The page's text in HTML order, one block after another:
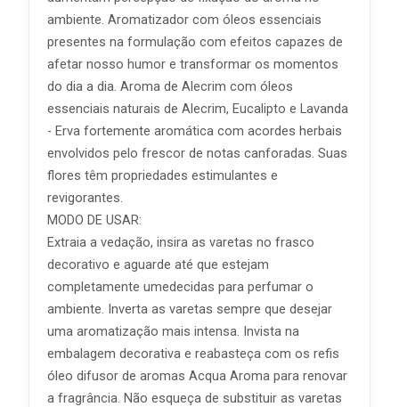
ambiente. Aromatizador com óleos essenciais
presentes na formulação com efeitos capazes de
afetar nosso humor e transformar os momentos
do dia a dia. Aroma de Alecrim com óleos
essenciais naturais de Alecrim, Eucalipto e Lavanda
- Erva fortemente aromática com acordes herbais
envolvidos pelo frescor de notas canforadas. Suas
flores têm propriedades estimulantes e
revigorantes.
MODO DE USAR:
Extraia a vedação, insira as varetas no frasco
decorativo e aguarde até que estejam
completamente umedecidas para perfumar o
ambiente. Inverta as varetas sempre que desejar
uma aromatização mais intensa. Invista na
embalagem decorativa e reabasteça com os refis
óleo difusor de aromas Acqua Aroma para renovar
a fragrância. Não esqueça de substituir as varetas